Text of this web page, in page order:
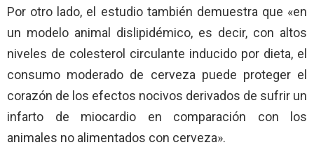
Por otro lado, el estudio también demuestra que «en
un modelo animal dislipidémico, es decir, con altos
niveles de colesterol circulante inducido por dieta, el
consumo moderado de cerveza puede proteger el
corazón de los efectos nocivos derivados de sufrir un
infarto de miocardio en comparación con los
animales no alimentados con cerveza».